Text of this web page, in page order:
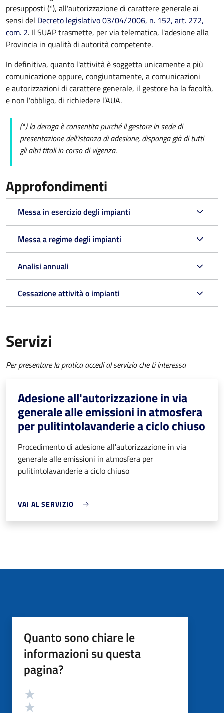
presupposti (*), all'autorizzazione di carattere generale ai
sensi del Decreto legislativo 03/04/2006, n. 152, art. 272,
com. 2. Il SUAP trasmette, per via telematica, l'adesione alla
Provincia in qualità di autorità competente.
In definitiva, quanto l'attività è soggetta unicamente a più
comunicazione oppure, congiuntamente, a comunicazioni
e autorizzazioni di carattere generale, il gestore ha la facoltà,
e non l'obbligo, di richiedere l’AUA.
(*) la deroga è consentita purché il gestore in sede di
presentazione dell’istanza di adesione, disponga già di tutti
gli altri titoli in corso di vigenza.
Approfondimenti
Messa in esercizio degli impianti
Messa a regime degli impianti
Analisi annuali
Cessazione attività o impianti
Servizi
Per presentare la pratica accedi al servizio che ti interessa
Adesione all'autorizzazione in via
generale alle emissioni in atmosfera
per pulitintolavanderie a ciclo chiuso
Procedimento di adesione all'autorizzazione in via
generale alle emissioni in atmosfera per
pulitintolavanderie a ciclo chiuso
VAI AL SERVIZIO
Quanto sono chiare le
informazioni su questa
pagina?
Valutazione